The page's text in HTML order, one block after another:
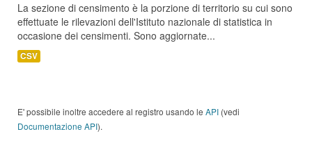
La sezione di censimento è la porzione di territorio su cui sono
effettuate le rilevazioni dell'Istituto nazionale di statistica in
occasione dei censimenti. Sono aggiornate...
CSV
E' possibile inoltre accedere al registro usando le API (vedi
Documentazione API).